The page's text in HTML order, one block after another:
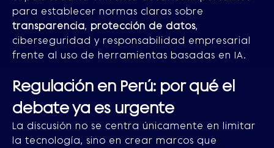
para establecer normas claras sobre
transparencia, protección de datos,
ciberseguridad y responsabilidad empresarial
frente al uso de herramientas basadas en IA.
Regulación en Perú: por qué el
debate ya es urgente
La discusión no se centra únicamente en limitar
la tecnología, sino en crear marcos que